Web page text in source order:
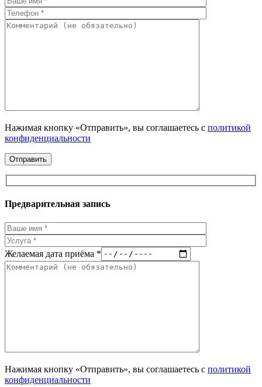
Нажимая кнопку «Отправить», вы соглашаетесь с политикой
конфиденциальности
Предварительная запись
Желаемая дата приёма *
Нажимая кнопку «Отправить», вы соглашаетесь с политикой
конфиденциальности